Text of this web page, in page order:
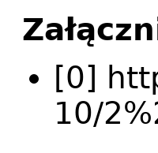
[0]
10/